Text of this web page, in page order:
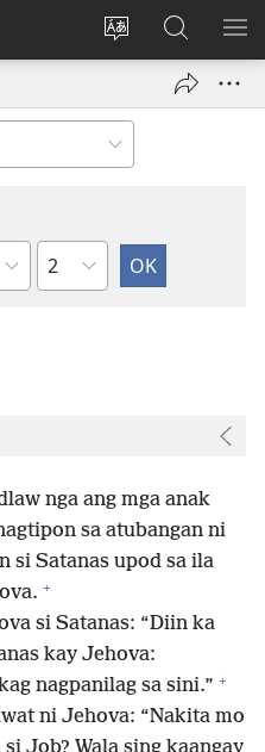
Islan
lenguahe
sang
site
Mag-
log
new
Mangita
sa
JW.ORG
Kapitulo
nga ang mga anak
sa atubangan ni
si Satanas upod sa ila
+
si Satanas: “Diin ka
kay Jehova:
nagpanilag sa sini.” +
ni Jehova: “Nakita mo